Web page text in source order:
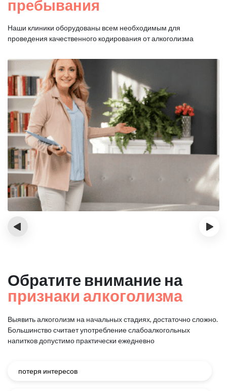
пребывания
Наши клиники оборудованы всем необходимым для
проведения качественного кодирования от алкоголизма
‹ ›
Обратите внимание на
признаки алкоголизма
Выявить алкоголизм на начальных стадиях, достаточно сложно.
Большинство считает употребление слабоалкогольных
напитков допустимо практически ежедневно
потеря интересов